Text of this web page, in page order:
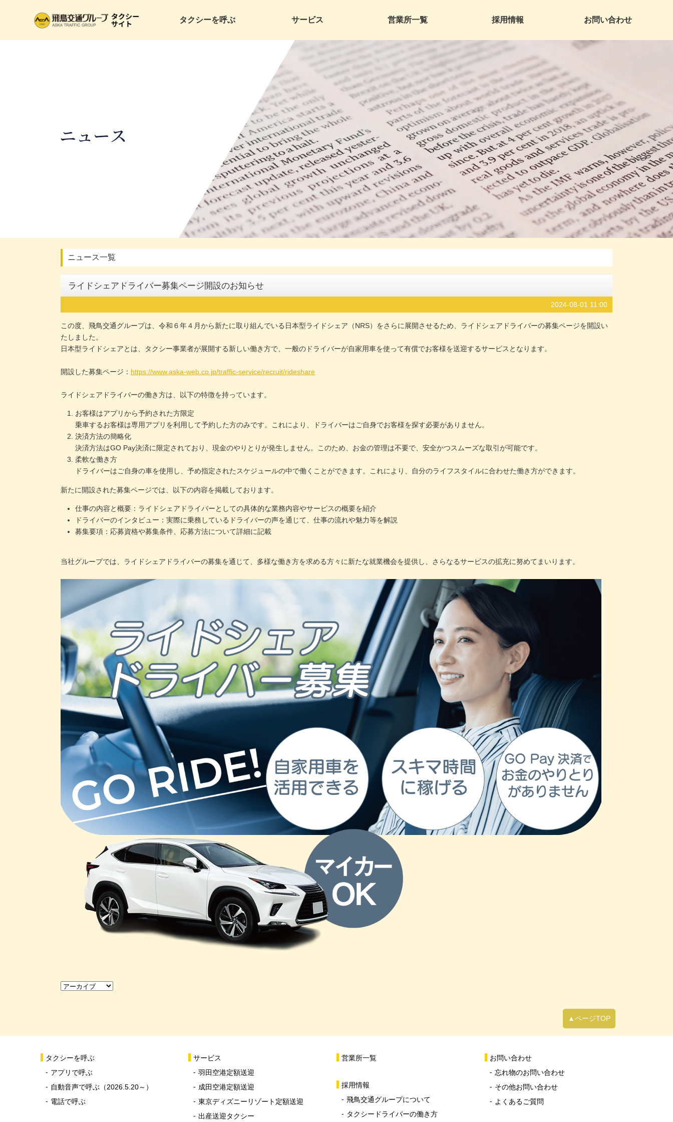
タクシーを呼ぶ サービス 営業所一覧 採用情報 お問い合わせ
ニュース一覧
ライドシェアドライバー募集ページ開設のお知らせ
2024-08-01 11:00
この度、飛鳥交通グループは、令和６年４月から新たに取り組んでいる日本型ライドシェア（NRS）をさらに展開させるため、ライドシェアドライバーの募集ページを開設い
たしました。
日本型ライドシェアとは、タクシー事業者が展開する新しい働き方で、一般のドライバーが自家用車を使って有償でお客様を送迎するサービスとなります。
開設した募集ページ： https://www.aska-web.co.jp/traffic-service/recruit/rideshare
ライドシェアドライバーの働き方は、以下の特徴を持っています。
お客様はアプリから予約された方限定
乗車するお客様は専用アプリを利用して予約した方のみです。これにより、ドライバーはご自身でお客様を探す必要がありません。
決済方法の簡略化
決済方法はGO Pay決済に限定されており、現金のやりとりが発生しません。このため、お金の管理は不要で、安全かつスムーズな取引が可能です。
柔軟な働き方
ドライバーはご自身の車を使用し、予め指定されたスケジュールの中で働くことができます。これにより、自分のライフスタイルに合わせた働き方ができます。
新たに開設された募集ページでは、以下の内容を掲載しております。
仕事の内容と概要：ライドシェアドライバーとしての具体的な業務内容やサービスの概要を紹介
ドライバーのインタビュー：実際に乗務しているドライバーの声を通じて、仕事の流れや魅力等を解説
募集要項：応募資格や募集条件、応募方法について詳細に記載
当社グループでは、ライドシェアドライバーの募集を通じて、多様な働き方を求める方々に新たな就業機会を提供し、さらなるサービスの拡充に努めてまいります。
▲ページTOP
タクシーを呼ぶ
アプリで呼ぶ
自動音声で呼ぶ（2026.5.20～）
電話で呼ぶ
サービス
羽田空港定額送迎
成田空港定額送迎
東京ディズニーリゾート定額送迎
出産送迎タクシー
営業所一覧
採用情報
飛鳥交通グループについて
タクシードライバーの働き方
お問い合わせ
忘れ物のお問い合わせ
その他お問い合わせ
よくあるご質問